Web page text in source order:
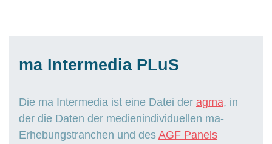
ma Intermedia PLuS
Die ma Intermedia ist eine Datei der agma, in
der die Daten der medienindividuellen ma-
Erhebungstranchen und des AGF Panels